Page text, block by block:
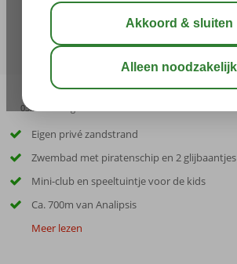
03:30
Eigen privé zandstrand
Zwembad met piratenschip en 2 glijbaantjes
Mini-club en speeltuintje voor de kids
Ca. 700m van Analipsis
Meer lezen